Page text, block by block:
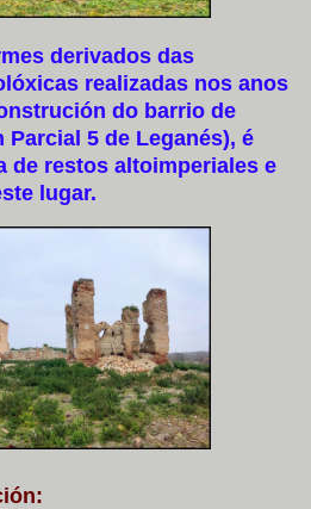
derivados das
realizadas nos anos
do barrio de
5 de Leganés), é
de restos altoimperiales e
lugar.